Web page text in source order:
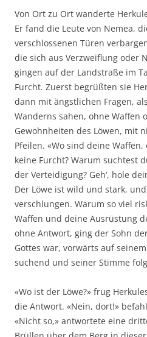
Von Ort zu Ort wanderte
Er fand die Leute von Nemea,
verschlossenen Türen
die sich aus Verzweiflung oder
gingen auf der Landstraße im
Furcht. Zuerst begrüßten sie
dann mit ängstlichen Fragen,
Wanderns sahen, ohne Waffen
Gewohnheiten des Löwen, mit
Pfeilen. «Wo sind deine
keine Furcht? Warum suchtest
der Verteidigung? Geh‘, hole
Der Löwe ist wild und stark,
verschlungen. Warum so viel
Waffen und deine Ausrüstung
ohne Antwort, ging der Sohn
Gottes war, vorwärts auf
suchend und seiner Stimme
«Wo ist der Löwe?» frug
die Antwort. «Nein, dort!»
«Nicht so,» antwortete eine